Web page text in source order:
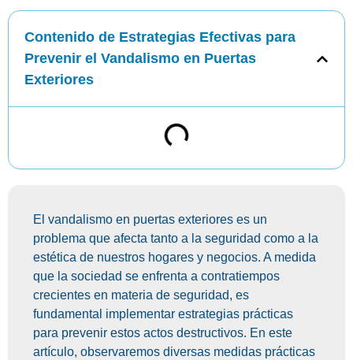
Contenido de Estrategias Efectivas para
Prevenir el Vandalismo en Puertas
Exteriores
El vandalismo en puertas exteriores es un
problema que afecta tanto a la seguridad como a la
estética de nuestros hogares y negocios. A medida
que la sociedad se enfrenta a contratiempos
crecientes en materia de seguridad, es
fundamental implementar estrategias prácticas
para prevenir estos actos destructivos. En este
artículo, observaremos diversas medidas prácticas